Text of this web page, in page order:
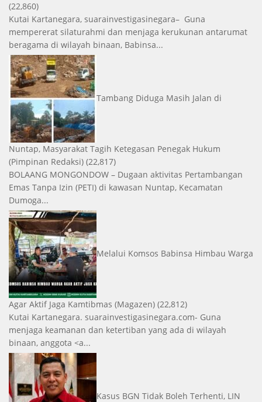
(22,860)
Kutai Kartanegara, suarainvestigasinegara– Guna
mempererat silaturahmi dan menjaga kerukunan antarumat
beragama di wilayah binaan, Babinsa...
Tambang Diduga Masih Jalan di
Nuntap, Masyarakat Tagih Ketegasan Penegak Hukum
(Pimpinan Redaksi) (22,817)
BOLAANG MONGONDOW – Dugaan aktivitas Pertambangan
Emas Tanpa Izin (PETI) di kawasan Nuntap, Kecamatan
Dumoga...
Melalui Komsos Babinsa Himbau Warga
Agar Aktif Jaga Kamtibmas (Magazen) (22,812)
Kutai Kartanegara. suarainvestigasinegara.com- Guna
menjaga keamanan dan ketertiban yang ada di wilayah
binaan, anggota <a...
Kasus BGN Tidak Boleh Terhenti, LIN